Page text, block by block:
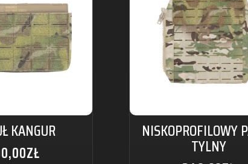
KANGUR
ZŁ
NISKOPROFILOWY
TYLNY